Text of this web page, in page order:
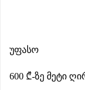
უფასო
600 ₾-ზე მეტი